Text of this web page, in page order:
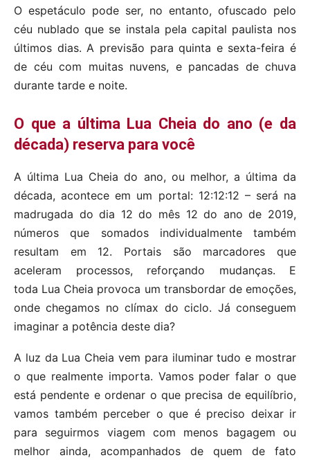
O espetáculo pode ser, no entanto, ofuscado pelo
céu nublado que se instala pela capital paulista nos
últimos dias. A previsão para quinta e sexta-feira é
de céu com muitas nuvens, e pancadas de chuva
durante tarde e noite.
O que a última Lua Cheia do ano (e da
década) reserva para você
A última Lua Cheia do ano, ou melhor, a última da
década, acontece em um portal: 12:12:12 – será na
madrugada do dia 12 do mês 12 do ano de 2019,
números que somados individualmente também
resultam em 12. Portais são marcadores que
aceleram processos, reforçando mudanças. E
toda Lua Cheia provoca um transbordar de emoções,
onde chegamos no clímax do ciclo. Já conseguem
imaginar a potência deste dia?
A luz da Lua Cheia vem para iluminar tudo e mostrar
o que realmente importa. Vamos poder falar o que
está pendente e ordenar o que precisa de equilíbrio,
vamos também perceber o que é preciso deixar ir
para seguirmos viagem com menos bagagem ou
melhor ainda, acompanhados de quem de fato